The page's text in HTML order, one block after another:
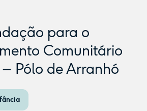
para o
Comunitário
Pólo de Arranhó